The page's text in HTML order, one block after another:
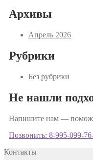
Архивы
Апрель 2026
Рубрики
Без рубрики
Не нашли
Напишите нам —
Позвонить: 8-995-099-
Контакты